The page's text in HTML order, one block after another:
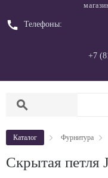
call
Телефоны:
+7
search
Каталог Фурнитура
Скрытая петля